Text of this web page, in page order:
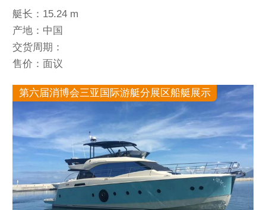
艇长：15.24 m
产地：中国
交货周期：
售价：面议
第六届消博会三亚国际游艇分展区船艇展示